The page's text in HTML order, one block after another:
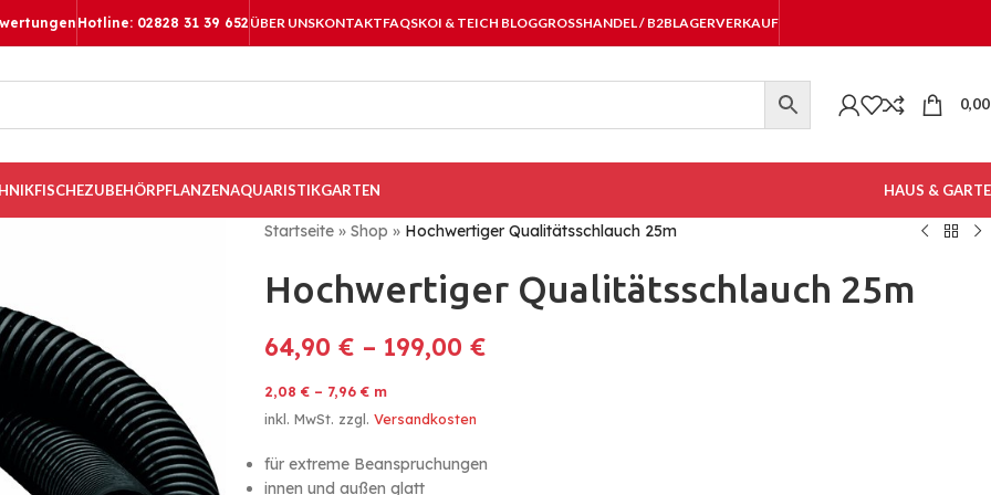
Hotline: 02828 31 39 652 ÜBER UNSKONTAKTFAQSKOI & TEICH BLOGGROSSHANDEL / B2B LAGERVERKAUF
FISCHEZUBEHÖRPFLANZENAQUARISTIKGARTEN HAUS &
Startseite » Shop » Hochwertiger Qualitätsschlauch 25m
Hochwertiger Qualitätsschlauch 25m
64,90 € – 199,00 €
2,08 € – 7,96 € m
inkl. MwSt. zzgl. Versandkosten
für extreme Beanspruchungen
innen und außen glatt